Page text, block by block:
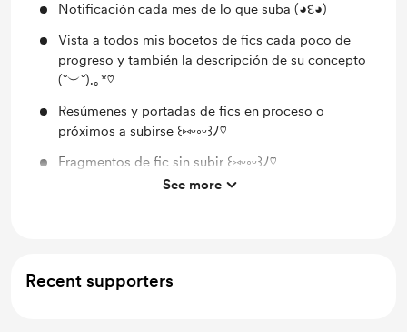
Notificación cada mes de lo que suba (◕દ◕)
Vista a todos mis bocetos de fics cada poco de
progreso y también la descripción de su concepto
(˘︶˘).｡*♡
Resúmenes y portadas de fics en proceso o
próximos a subirse ꒰⑅ᵕ༚ᵕ꒱ﾉ♡
Fragmentos de fic sin subir ꒰⑅ᵕ༚ᵕ꒱ﾉ♡
Chat de Telegram (◍•ᴗ•◍).｡*♡
See more
Recent supporters